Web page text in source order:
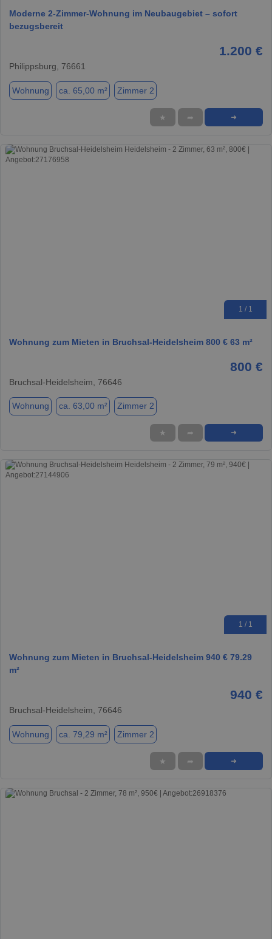
Moderne 2-Zimmer-Wohnung im Neubaugebiet – sofort
bezugsbereit
1.200 €
Philippsburg, 76661
Wohnung ca. 65,00 m² Zimmer 2
★ ➦ ➜
1 / 1
Wohnung zum Mieten in Bruchsal-Heidelsheim 800 € 63 m²
800 €
Bruchsal-Heidelsheim, 76646
Wohnung ca. 63,00 m² Zimmer 2
★ ➦ ➜
1 / 1
Wohnung zum Mieten in Bruchsal-Heidelsheim 940 € 79.29
m²
940 €
Bruchsal-Heidelsheim, 76646
Wohnung ca. 79,29 m² Zimmer 2
★ ➦ ➜